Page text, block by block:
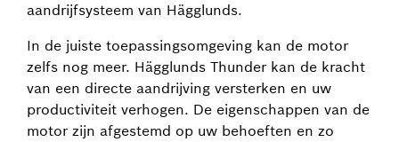
aandrijfsysteem van Hägglunds.
In de juiste toepassingsomgeving kan de motor
zelfs nog meer. Hägglunds Thunder kan de kracht
van een directe aandrijving versterken en uw
productiviteit verhogen. De eigenschappen van de
motor zijn afgestemd op uw behoeften en zo